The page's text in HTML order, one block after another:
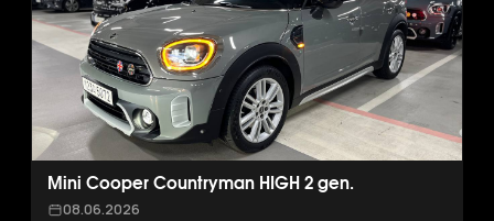
Mini Cooper Countryman HIGH 2 gen.
08.06.2026